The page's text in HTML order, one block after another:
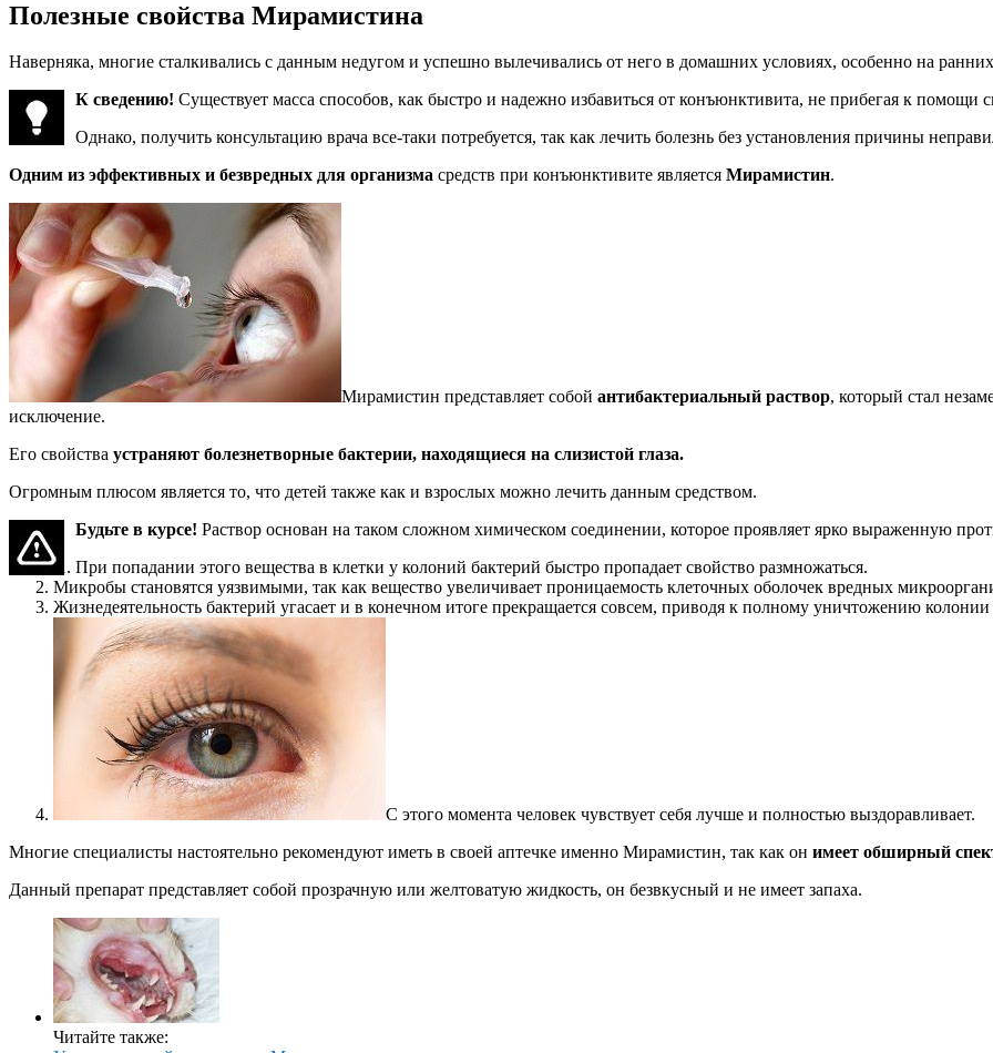
Полезные свойства Мирамистина
Наверняка, многие сталкивались с данным недугом и успешно вылечивались от него в домашних условиях, особенно на ранних
К сведению! Существует масса способов, как быстро и надежно избавиться от конъюнктивита, не прибегая к помощи
Однако, получить консультацию врача все-таки потребуется, так как лечить болезнь без установления причины
Одним из эффективных и безвредных для организма средств при конъюнктивите является Мирамистин.
Мирамистин представляет собой антибактериальный раствор, который стал
исключение.
Его свойства устраняют болезнетворные бактерии, находящиеся на слизистой глаза.
Огромным плюсом является то, что детей также как и взрослых можно лечить данным средством.
Будьте в курсе! Раствор основан на таком сложном химическом соединении, которое проявляет ярко выраженную
При попадании этого вещества в клетки у колоний бактерий быстро пропадает свойство размножаться.
Микробы становятся уязвимыми, так как вещество увеличивает проницаемость клеточных оболочек вредных
Жизнедеятельность бактерий угасает и в конечном итоге прекращается совсем, приводя к полному уничтожению
С этого момента человек чувствует себя лучше и полностью выздоравливает.
Многие специалисты настоятельно рекомендуют иметь в своей аптечке именно Мирамистин, так как он имеет обширный
Данный препарат представляет собой прозрачную или желтоватую жидкость, он безвкусный и не имеет запаха.
Читайте также: